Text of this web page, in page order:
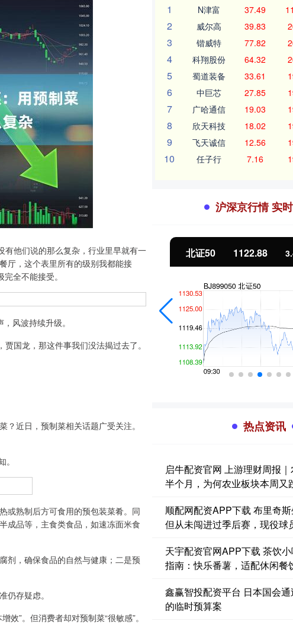
他们说的那么复杂，行业里早就有一
厅，这个表里所有的级别我都能接
全不能接受。
风波持续升级。
国龙，那这件事我们没法揭过去了。
近日，预制菜相关话题广受关注。
熟制后方可食用的预包装菜肴。同
成品等，主食类食品，如速冻面米食
，确保食品的自然与健康；二是预
存疑虑。
”。但消费者却对预制菜“很敏感”。
1
N津富 37.49
2 威尔高 39.83
3 锴威特 77.82
4 科翔股份 64.32
5 蜀道装备 33.61
6 中巨芯 27.85
7 广哈通信 19.03
8 欣天科技 18.02
9 飞天诚信 12.56
10 任子行 7.16
沪深京行情 实
4651.31 -6.85 -0.15% 北证50 1122.88
热点资讯
启牛配资官网 上游理财周报
半个月，为何农业板块本周又
顺配网配资APP下载 布里奇
但从未闯进过季后赛，现役球
天宇配资官网APP下载 茶饮
指南：快乐番薯，适配休闲餐
鑫赢智投配资平台 日本国会
的临时预算案